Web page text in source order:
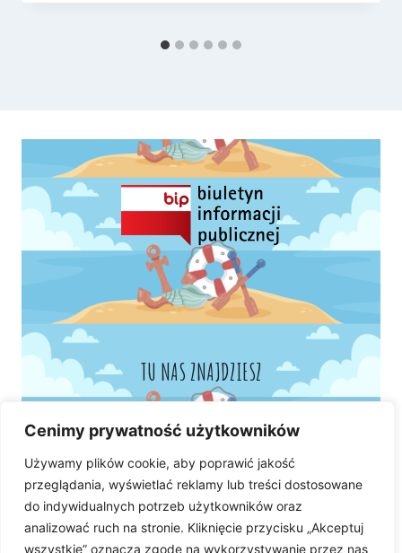
Cenimy prywatność użytkowników
Używamy plików cookie, aby poprawić jakość
przeglądania, wyświetlać reklamy lub treści dostosowane
do indywidualnych potrzeb użytkowników oraz
analizować ruch na stronie. Kliknięcie przycisku „Akceptuj
wszystkie” oznacza zgodę na wykorzystywanie przez nas
TU NAS ZNAJDZIESZ